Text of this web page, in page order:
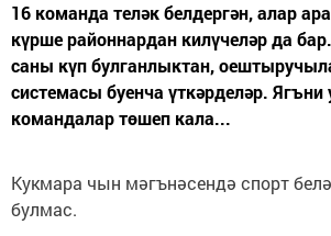
16 команда теләк белдергән, алар
күрше районнардан килүчеләр да
саны күп булганлыктан,
системасы буенча үткәрделәр. Ягъни
командалар төшеп кала...
Кукмара чын мәгънәсендә спорт
булмас.